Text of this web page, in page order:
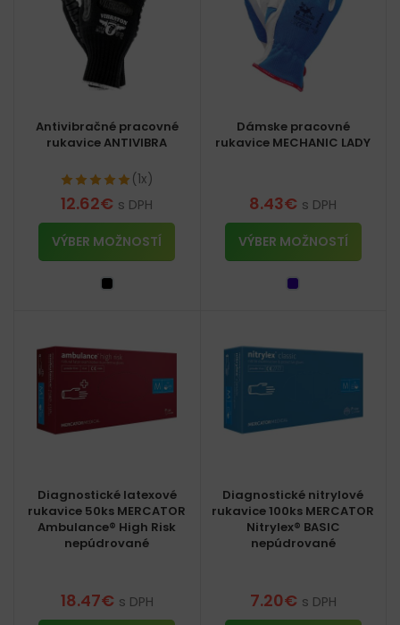
Antivibračné pracovné
rukavice ANTIVIBRA
(1x)
12.62€ s DPH
VÝBER MOŽNOSTÍ
Dámske pracovné
rukavice MECHANIC LADY
8.43€ s DPH
VÝBER MOŽNOSTÍ
Diagnostické latexové
rukavice 50ks MERCATOR
Ambulance® High Risk
nepúdrované
18.47€ s DPH
Diagnostické nitrylové
rukavice 100ks MERCATOR
Nitrylex® BASIC
nepúdrované
7.20€ s DPH